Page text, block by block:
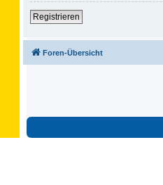
Registrieren
Foren-Übersicht